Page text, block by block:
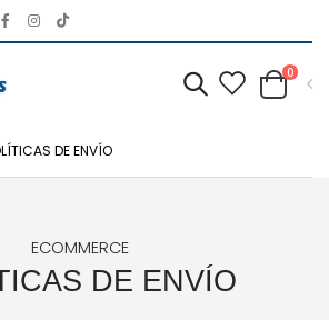
0
DE ENVÍO
ECOMMERCE
DE ENVÍO